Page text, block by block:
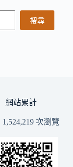
搜尋
網站累計
1,524,219 次瀏覽